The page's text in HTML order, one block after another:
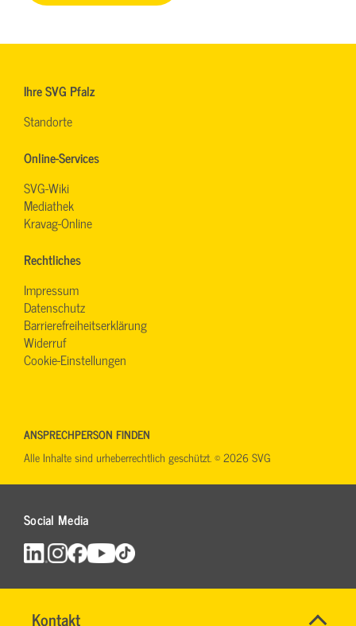
Kontakt
Name*
Ihre SVG Pfalz
Standorte
Online-Services
SVG-Wiki
Mediathek
Kravag-Online
Rechtliches
Impressum
Datenschutz
Barrierefreiheitserklärung
Widerruf
Cookie-Einstellungen
Social Media
ANSPRECHPERSON FINDEN
Alle Inhalte sind urheberrechtlich geschützt. © 2026 SVG